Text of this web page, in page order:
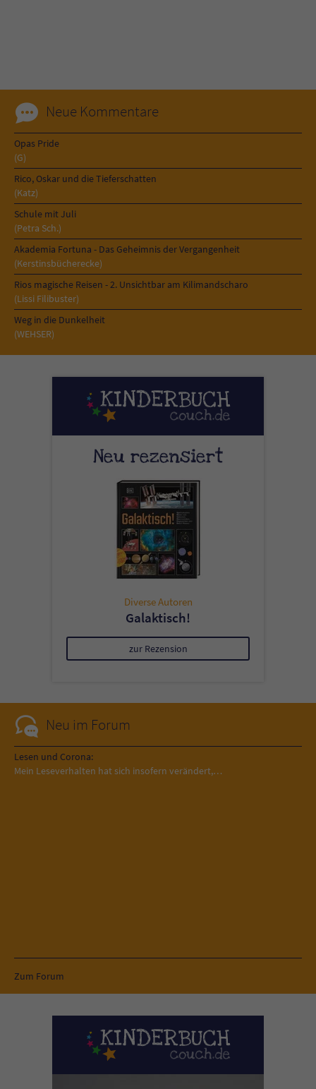
Neue Kommentare
Opas Pride
(G)
Rico, Oskar und die Tieferschatten
(Katz)
Schule mit Juli
(Petra Sch.)
Akademia Fortuna - Das Geheimnis der Vergangenheit
(Kerstinsbücherecke)
Rios magische Reisen - 2. Unsichtbar am Kilimandscharo
(Lissi Filibuster)
Weg in die Dunkelheit
(WEHSER)
Neu rezensiert
Diverse Autoren
Galaktisch!
zur Rezension
Neu im Forum
Lesen und Corona:
Mein Leseverhalten hat sich insofern verändert,…
Zum Forum
Zweck Cookie für Kommentare einzelner Buchtitel
Name fe_typo_user
Anbieter
Laufzeit Session
Zweck
Dieses Cookie gewährleistet die
Kommunikation der Webseite mit dem
Sicherheitscode des Kontaktformulars zu